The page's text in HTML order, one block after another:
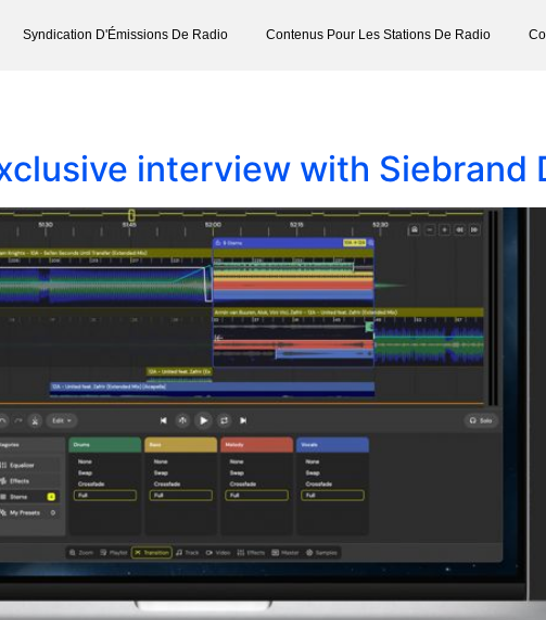
Syndication D'Émissions De Radio Contenus Pour Les Stations De Radio
interview with Siebrand